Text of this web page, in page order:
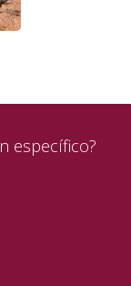
específico?